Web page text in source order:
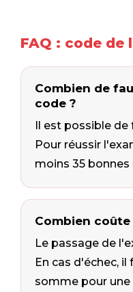
FAQ : code de
Combien de
code ?
Il est possible de
Pour réussir
moins 35
Combien
Le passage de
En cas d'échec,
somme pour